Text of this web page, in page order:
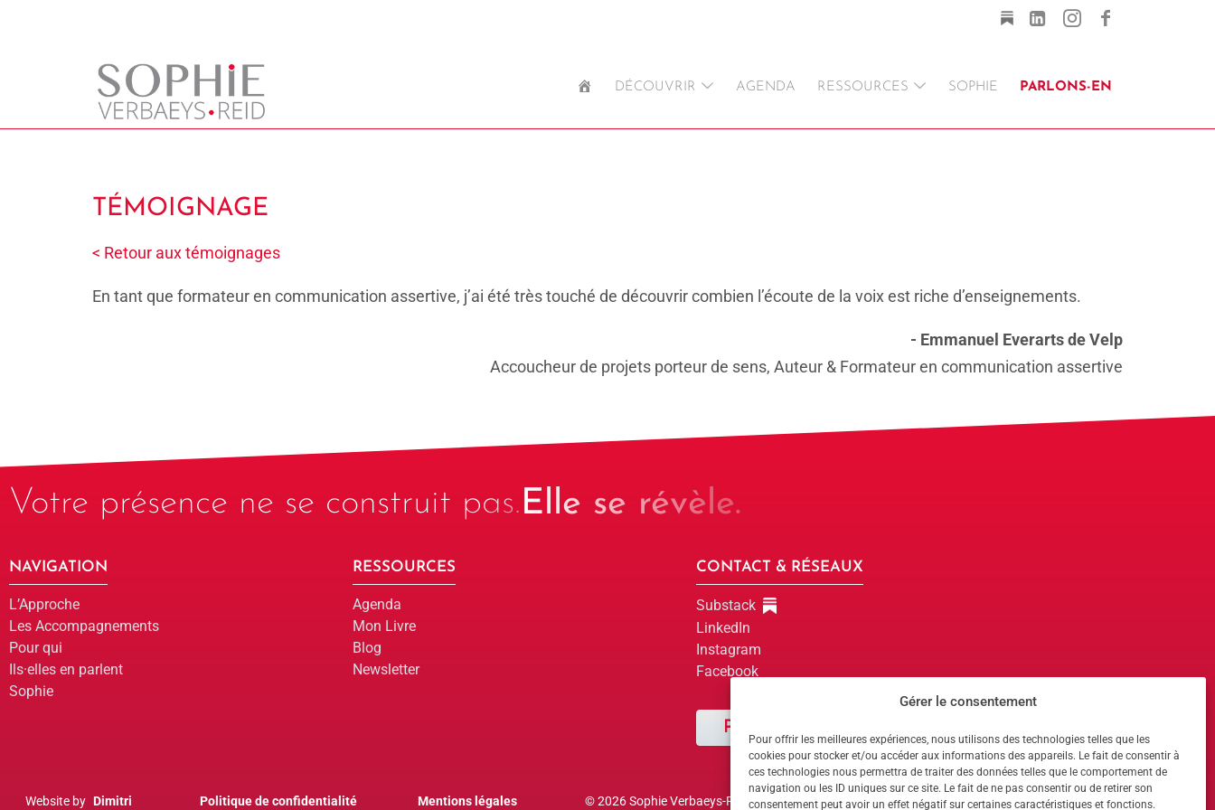
Gérer le consentement
Pour offrir les meilleures expériences, nous utilisons des technologies telles que les
cookies pour stocker et/ou accéder aux informations des appareils. Le fait de consentir à
ces technologies nous permettra de traiter des données telles que le comportement de
navigation ou les ID uniques sur ce site. Le fait de ne pas consentir ou de retirer son
consentement peut avoir un effet négatif sur certaines caractéristiques et fonctions.
ACCUEIL
DÉCOUVRIR AGENDA RESSOURCES SOPHIE PARLONS-EN
TÉMOIGNAGE
< Retour aux témoignages
En tant que formateur en communication assertive, j’ai été très touché de découvrir combien l’écoute de la voix est riche d’enseignements.
- Emmanuel Everarts de Velp
Accoucheur de projets porteur de sens, Auteur & Formateur en communication assertive
Votre présence ne se construit pas.Elle se révèle.
NAVIGATION
L’Approche
Les Accompagnements
Pour qui
Ils·elles en parlent
Sophie
RESSOURCES
Agenda
Mon Livre
Blog
Newsletter
CONTACT & RÉSEAUX
Substack
LinkedIn
Instagram
Facebook
Parlons-en !
Parlons-en !
Website by Dimitri Politique de confidentialité Mentions légales © 2026 Sophie Verbaeys-Reid · Tous droits réservés · Bruxelles, Belgique